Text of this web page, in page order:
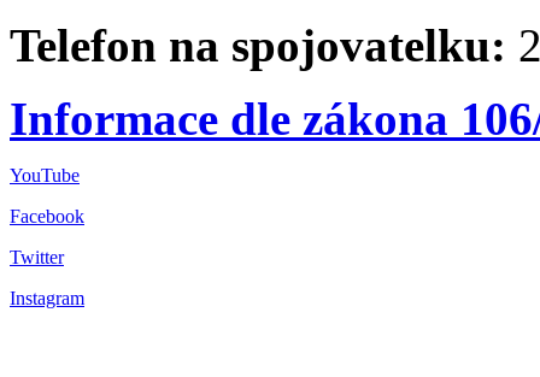
Telefon na spojovatelku:
Informace dle zákona
YouTube
Facebook
Twitter
Instagram